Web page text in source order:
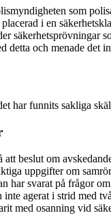
som
i en
säkerhetsprövningar
detta och menade det
har funnits sakliga
att beslut om
uppgifter om
har svarat på frågor
agerat i strid med
med osanning vid